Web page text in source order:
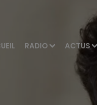
RADIO ACTUS